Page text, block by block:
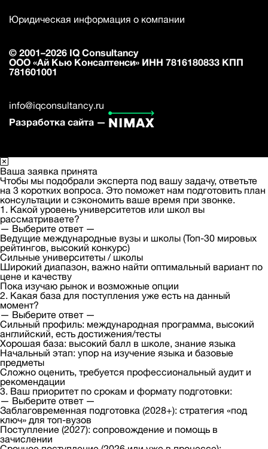
Юридическая информация о компании
© 2001–2026 IQ Consultancy
ООО «Ай Кью Консалтенси» ИНН 7816180833 КПП
781601001
info@iqconsultancy.ru
Разработка сайта —
Ваша заявка принята
Чтобы мы подобрали эксперта под вашу задачу, ответьте
на 3 коротких вопроса. Это поможет нам подготовить план
консультации и сэкономить ваше время при звонке.
1. Какой уровень университетов или школ вы
рассматриваете?
— Выберите ответ —
Ведущие международные вузы и школы (Топ-30 мировых
рейтингов, высокий конкурс)
Сильные университеты / школы
Широкий диапазон, важно найти оптимальный вариант по
цене и качеству
Пока изучаю рынок и возможные опции
2. Какая база для поступления уже есть на данный
момент?
— Выберите ответ —
Сильный профиль: международная программа, высокий
английский, есть достижения/тесты
Хорошая база: высокий балл в школе, знание языка
Начальный этап: упор на изучение языка и базовые
предметы
Сложно оценить, требуется профессиональный аудит и
рекомендации
3. Ваш приоритет по срокам и формату подготовки:
— Выберите ответ —
Заблаговременная подготовка (2028+): стратегия «под
ключ» для топ-вузов
Поступление (2027): сопровождение и помощь в
зачислении